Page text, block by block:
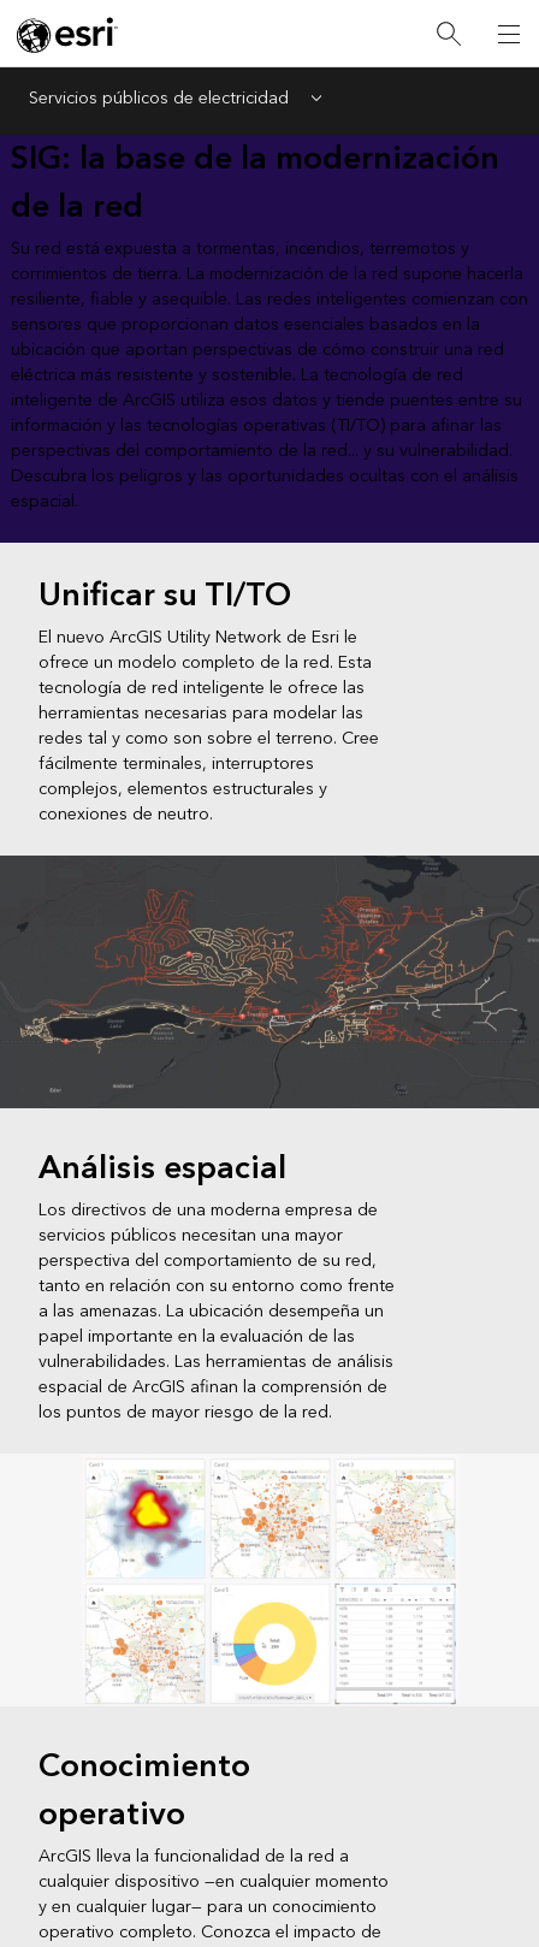
Servicios públicos de electricidad Menu
SIG: la base de la modernización
de la red
Su red está expuesta a tormentas, incendios, terremotos y
corrimientos de tierra. La modernización de la red supone hacerla
resiliente, fiable y asequible. Las redes inteligentes comienzan con
sensores que proporcionan datos esenciales basados en la
ubicación que aportan perspectivas de cómo construir una red
eléctrica más resistente y sostenible. La tecnología de red
inteligente de ArcGIS utiliza esos datos y tiende puentes entre su
información y las tecnologías operativas (TI/TO) para afinar las
perspectivas del comportamiento de la red... y su vulnerabilidad.
Descubra los peligros y las oportunidades ocultas con el análisis
espacial.
Unificar su TI/TO
El nuevo ArcGIS Utility Network de Esri le
ofrece un modelo completo de la red. Esta
tecnología de red inteligente le ofrece las
herramientas necesarias para modelar las
redes tal y como son sobre el terreno. Cree
fácilmente terminales, interruptores
complejos, elementos estructurales y
conexiones de neutro.
Análisis espacial
Los directivos de una moderna empresa de
servicios públicos necesitan una mayor
perspectiva del comportamiento de su red,
tanto en relación con su entorno como frente
a las amenazas. La ubicación desempeña un
papel importante en la evaluación de las
vulnerabilidades. Las herramientas de análisis
espacial de ArcGIS afinan la comprensión de
los puntos de mayor riesgo de la red.
Conocimiento
operativo
ArcGIS lleva la funcionalidad de la red a
cualquier dispositivo —en cualquier momento
y en cualquier lugar— para un conocimiento
operativo completo. Conozca el impacto de